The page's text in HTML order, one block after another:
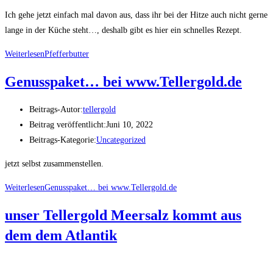
Ich gehe jetzt einfach mal davon aus, dass ihr bei der Hitze auch nicht gerne
lange in der Küche steht…, deshalb gibt es hier ein schnelles Rezept.
WeiterlesenPfefferbutter
Genusspaket… bei www.Tellergold.de
Beitrags-Autor:tellergold
Beitrag veröffentlicht:Juni 10, 2022
Beitrags-Kategorie:Uncategorized
jetzt selbst zusammenstellen.
WeiterlesenGenusspaket… bei www.Tellergold.de
unser Tellergold Meersalz kommt aus
dem dem Atlantik